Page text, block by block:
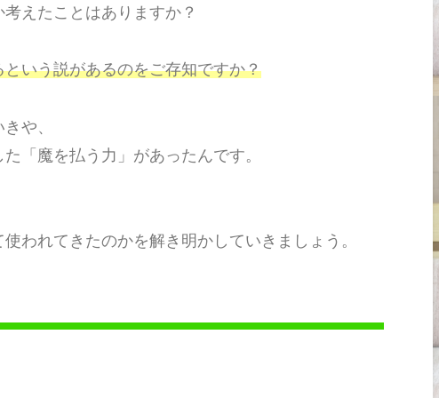
えたことはありますか？
いう説があるのをご存知ですか？
や、
「魔を払う力」があったんです。
われてきたのかを解き明かしていきましょう。